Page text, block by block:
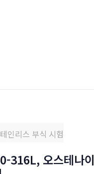
인리스 부식 시험
316L, 오스테나이